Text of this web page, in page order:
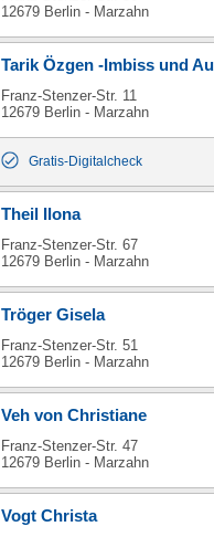
12679 Berlin - Marzahn
Tarik Özgen -Imbiss und
Franz-Stenzer-Str. 11
12679 Berlin - Marzahn
Gratis-Digitalcheck
Theil Ilona
Franz-Stenzer-Str. 67
12679 Berlin - Marzahn
Tröger Gisela
Franz-Stenzer-Str. 51
12679 Berlin - Marzahn
Veh von Christiane
Franz-Stenzer-Str. 47
12679 Berlin - Marzahn
Vogt Christa